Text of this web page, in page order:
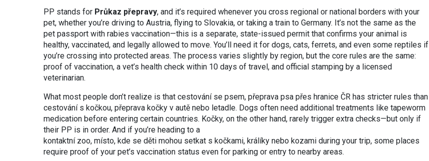
PP stands for Průkaz přepravy, and it’s required whenever you cross regional or national borders with your
pet, whether you’re driving to Austria, flying to Slovakia, or taking a train to Germany. It’s not the same as the
pet passport with rabies vaccination—this is a separate, state-issued permit that confirms your animal is
healthy, vaccinated, and legally allowed to move. You’ll need it for dogs, cats, ferrets, and even some reptiles if
you’re crossing into protected areas. The process varies slightly by region, but the core rules are the same:
proof of vaccination, a vet’s health check within 10 days of travel, and official stamping by a licensed
veterinarian.
What most people don’t realize is that cestování se psem, přeprava psa přes hranice ČR has stricter rules than
cestování s kočkou, přeprava kočky v autě nebo letadle. Dogs often need additional treatments like tapeworm
medication before entering certain countries. Kočky, on the other hand, rarely trigger extra checks—but only if
their PP is in order. And if you’re heading to a
kontaktní zoo, místo, kde se děti mohou setkat s kočkami, králíky nebo kozami during your trip, some places
require proof of your pet’s vaccination status even for parking or entry to nearby areas.